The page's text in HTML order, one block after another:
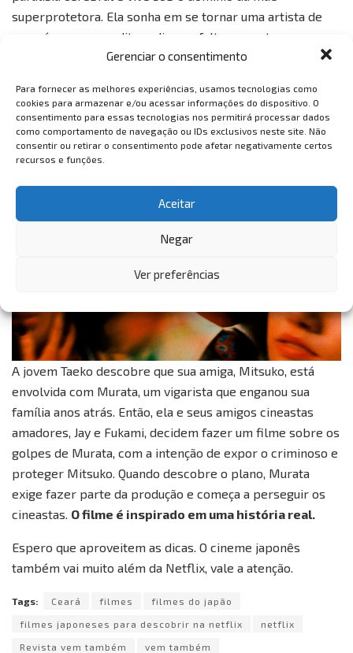
Gerenciar o consentimento
Para fornecer as melhores experiências, usamos tecnologias como
cookies para armazenar e/ou acessar informações do dispositivo. O
consentimento para essas tecnologias nos permitirá processar dados
como comportamento de navegação ou IDs exclusivos neste site. Não
consentir ou retirar o consentimento pode afetar negativamente certos
recursos e funções.
Aceitar
Negar
Ver preferências
superprotetora. Ela sonha em se tornar uma artista de
mangás, mas sua editora diz que faltam aventuras em
Para se inspirar, Yuma decide ir além de
amizades, vive experiências inesquecíveis e descobre o
amor.
5 –Floresta de Sangue (2019), Sion Sono
A jovem Taeko descobre que sua amiga, Mitsuko, está
envolvida com Murata, um vigarista que enganou sua
família anos atrás. Então, ela e seus amigos cineastas
amadores, Jay e Fukami, decidem fazer um filme sobre os
golpes de Murata, com a intenção de expor o criminoso e
proteger Mitsuko. Quando descobre o plano, Murata
exige fazer parte da produção e começa a perseguir os
cineastas. O filme é inspirado em uma história real.
Espero que aproveitem as dicas. O cineme japonês
também vai muito além da Netflix, vale a atenção.
Tags: Ceará filmes filmes do japão
filmes japoneses para descobrir na netflix netflix
Revista vem também vem também